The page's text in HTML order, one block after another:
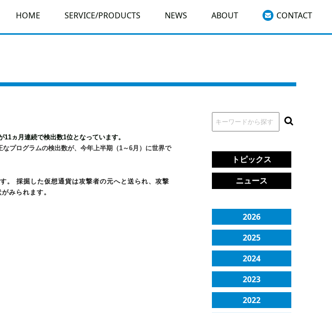
HOME SERVICE/PRODUCTS NEWS ABOUT CONTACT
ヵ月連続で検出数1位となっています。
プログラムの検出数が、今年上半期（1～6月）に世界で
。 採掘した仮想通貨は攻撃者の元へと送られ、攻撃
みられます。
トピックス
ニュース
2026
2025
2024
2023
2022